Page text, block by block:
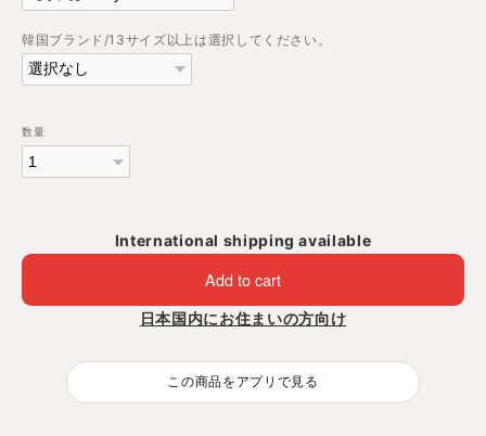
韓国ブランド/13サイズ以上は選択してください。
数量
International shipping available
Add to cart
日本国内にお住まいの方向け
この商品をアプリで見る